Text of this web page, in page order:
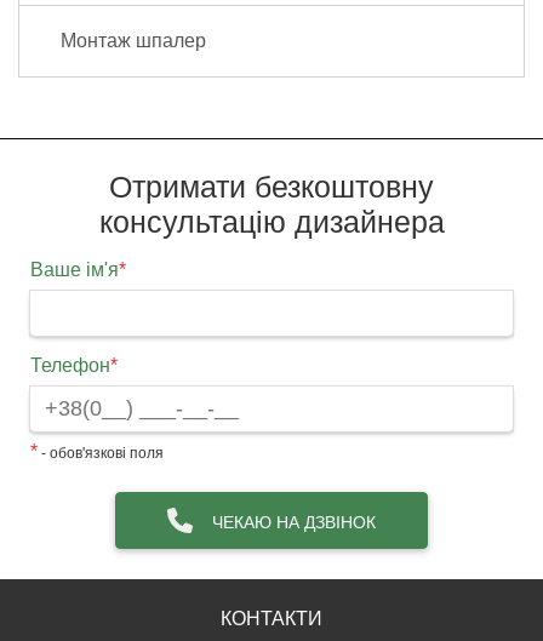
Монтаж шпалер
Отримати безкоштовну
консультацію дизайнера
Ваше ім'я*
Телефон*
* - обов'язкові поля
ЧЕКАЮ НА ДЗВІНОК
КОНТАКТИ